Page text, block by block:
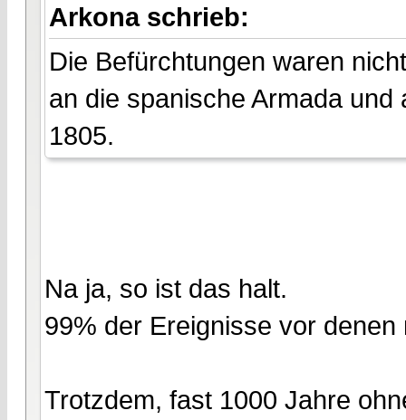
Arkona schrieb:
Die Befürchtungen waren
an die spanische Armada
1805.
Na ja, so ist das halt.
99% der Ereignisse vor
Trotzdem, fast 1000 Jahre